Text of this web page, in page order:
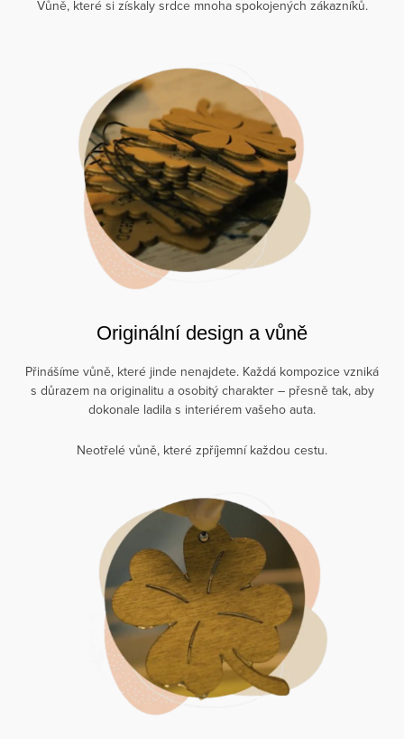
Vůně, které si získaly srdce mnoha spokojených zákazníků.
Originální design a vůně
Přinášíme vůně, které jinde nenajdete. Každá kompozice vzniká
s důrazem na originalitu a osobitý charakter – přesně tak, aby
dokonale ladila s interiérem vašeho auta.
Neotřelé vůně, které zpříjemní každou cestu.